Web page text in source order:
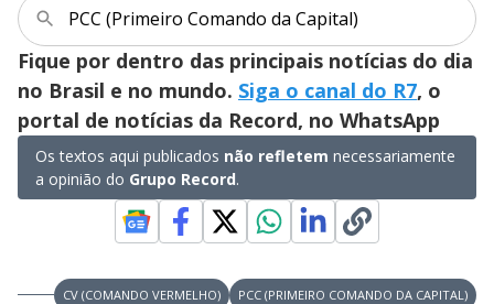
i
d
e
o
PCC (Primeiro Comando da Capital)
Fique por dentro das principais notícias do dia
no Brasil e no mundo. Siga o canal do R7, o
portal de notícias da Record, no WhatsApp
Os textos aqui publicados não refletem necessariamente
a opinião do Grupo Record.
CV (COMANDO VERMELHO)
PCC (PRIMEIRO COMANDO DA CAPITAL)